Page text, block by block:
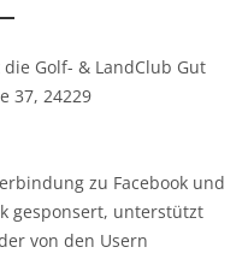
Golf- & LandClub Gut
37, 24229
zu Facebook und
gesponsert, unterstützt
von den Usern